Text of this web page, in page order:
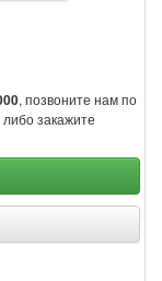
, позвоните нам по
либо закажите